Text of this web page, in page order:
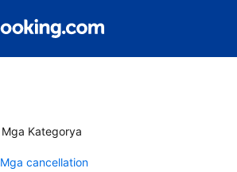
Mga Kategorya
Mga cancellation